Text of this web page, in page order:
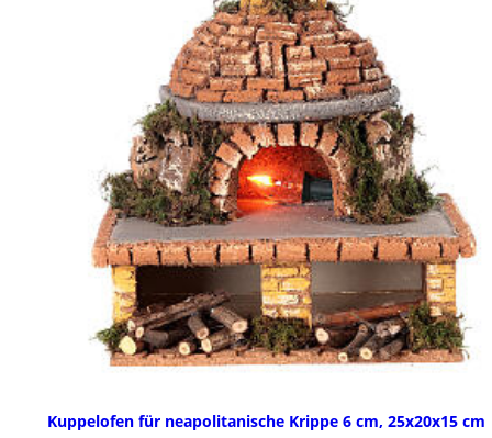
Kuppelofen für neapolitanische Krippe 6 cm, 25x20x15 cm